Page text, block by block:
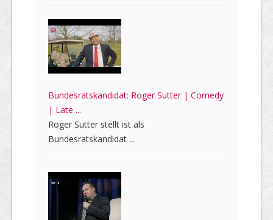
Bundesratskandidat: Roger Sutter | Comedy
| Late ...
Roger Sutter stellt ist als
Bundesratskandidat ...